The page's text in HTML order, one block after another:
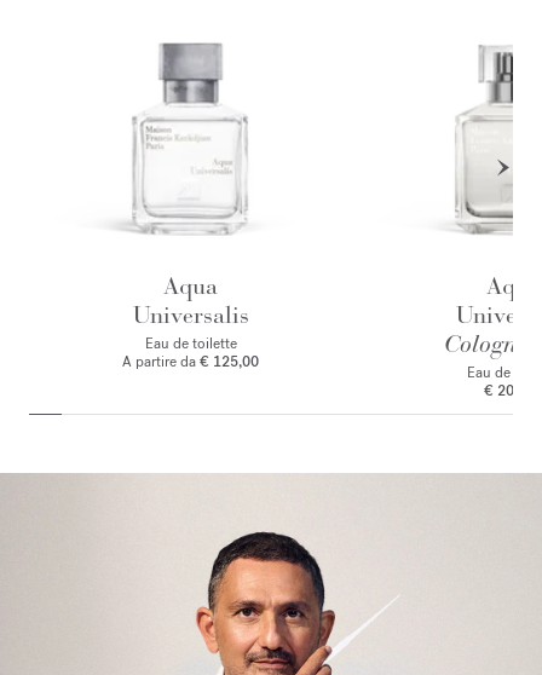
Aqua
Universalis
Eau de toilette
A partire da€ 125,00
Aqua
Cologne
Eau de
€ 205,00